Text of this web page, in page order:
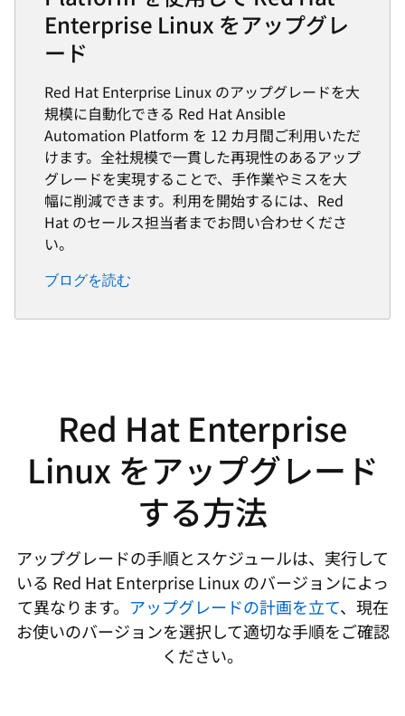
Enterprise Linux をアップグレ
ード
Red Hat Enterprise Linux のアップグレードを大
規模に自動化できる Red Hat Ansible
Automation Platform を 12 カ月間ご利用いただ
けます。全社規模で一貫した再現性のあるアップ
グレードを実現することで、手作業やミスを大
幅に削減できます。利用を開始するには、Red
Hat のセールス担当者までお問い合わせくださ
い。
ブログを読む
Red Hat Enterprise
Linux をアップグレード
する方法
アップグレードの手順とスケジュールは、実行して
いる Red Hat Enterprise Linux のバージョンによっ
て異なります。 アップグレードの計画を立て、現在
お使いのバージョンを選択して適切な手順をご確認
ください。